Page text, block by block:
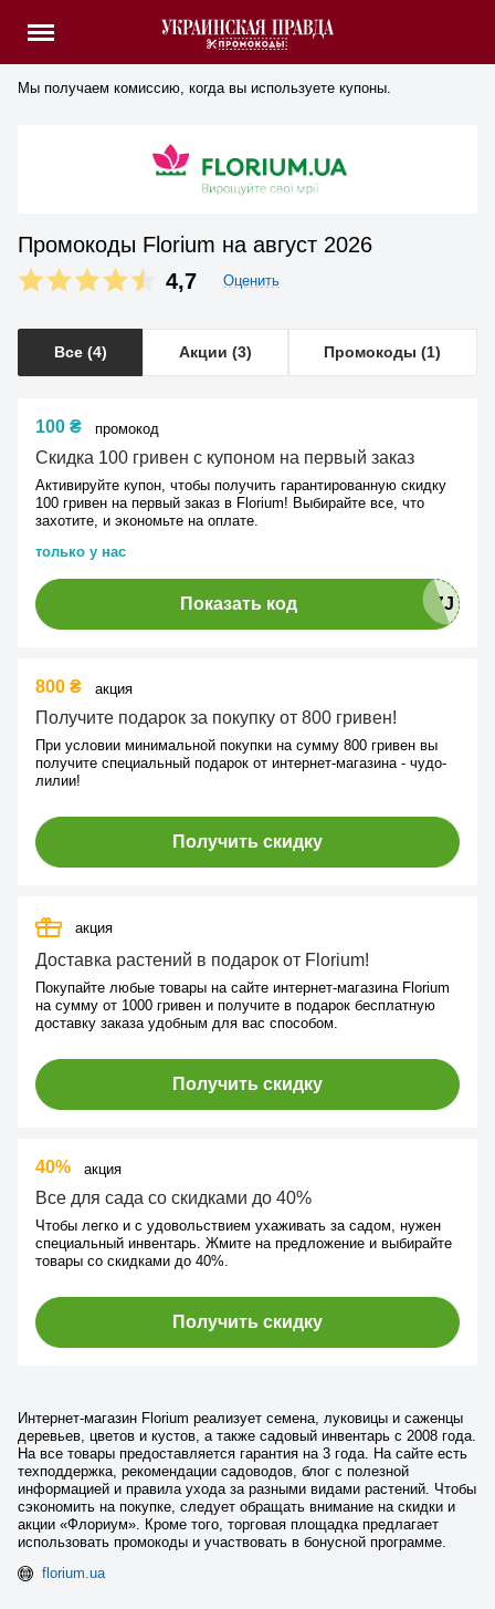
Мы получаем комиссию, когда вы используете купоны.
Промокоды Florium на август 2026
4,7
Оценить
Все (4) Акции (3) Промокоды (1)
100 ₴ промокод
Скидка 100 гривен с купоном на первый заказ
Активируйте купон, чтобы получить гарантированную скидку
100 гривен на первый заказ в Florium! Выбирайте все, что
захотите, и экономьте на оплате.
только у нас
Показать код
800 ₴ акция
Получите подарок за покупку от 800 гривен!
При условии минимальной покупки на сумму 800 гривен вы
получите специальный подарок от интернет-магазина - чудо-
лилии!
Получить скидку
акция
Доставка растений в подарок от Florium!
Покупайте любые товары на сайте интернет-магазина Florium
на сумму от 1000 гривен и получите в подарок бесплатную
доставку заказа удобным для вас способом.
Получить скидку
40% акция
Все для сада со скидками до 40%
Чтобы легко и с удовольствием ухаживать за садом, нужен
специальный инвентарь. Жмите на предложение и выбирайте
товары со скидками до 40%.
Получить скидку
Интернет-магазин Florium реализует семена, луковицы и саженцы
деревьев, цветов и кустов, а также садовый инвентарь с 2008 года.
На все товары предоставляется гарантия на 3 года. На сайте есть
техподдержка, рекомендации садоводов, блог с полезной
информацией и правила ухода за разными видами растений. Чтобы
сэкономить на покупке, следует обращать внимание на скидки и
акции «Флориум». Кроме того, торговая площадка предлагает
использовать промокоды и участвовать в бонусной программе.
florium.ua